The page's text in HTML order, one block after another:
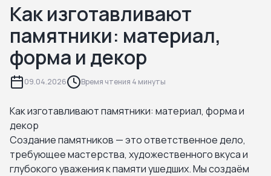
Как изготавливают
памятники: материал,
форма и декор
09.04.2026 Время чтения 4 минуты
Как изготавливают памятники: материал, форма и
декор
Создание памятников — это ответственное дело,
требующее мастерства, художественного вкуса и
глубокого уважения к памяти ушедших. Мы создаём